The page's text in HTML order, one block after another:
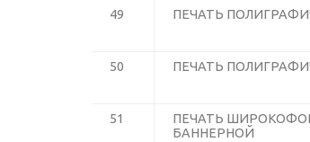
49 ПЕЧАТЬ
50 ПЕЧАТЬ
51
ПЕЧАТЬ
БАННЕРНОЙ